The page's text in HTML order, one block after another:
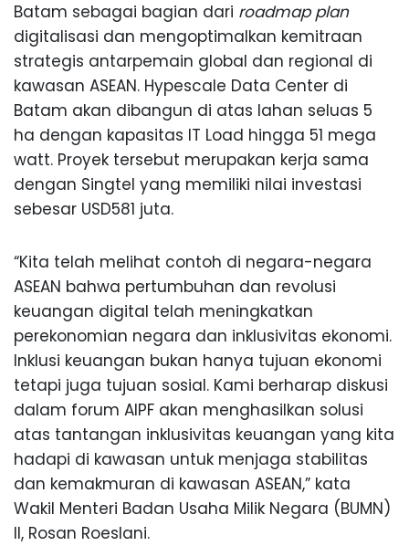
Batam sebagai bagian dari roadmap plan
digitalisasi dan mengoptimalkan kemitraan
strategis antarpemain global dan regional di
kawasan ASEAN. Hypescale Data Center di
Batam akan dibangun di atas lahan seluas 5
ha dengan kapasitas IT Load hingga 51 mega
watt. Proyek tersebut merupakan kerja sama
dengan Singtel yang memiliki nilai investasi
sebesar USD581 juta.
“Kita telah melihat contoh di negara-negara
ASEAN bahwa pertumbuhan dan revolusi
keuangan digital telah meningkatkan
perekonomian negara dan inklusivitas ekonomi.
Inklusi keuangan bukan hanya tujuan ekonomi
tetapi juga tujuan sosial. Kami berharap diskusi
dalam forum AIPF akan menghasilkan solusi
atas tantangan inklusivitas keuangan yang kita
hadapi di kawasan untuk menjaga stabilitas
dan kemakmuran di kawasan ASEAN,” kata
Wakil Menteri Badan Usaha Milik Negara (BUMN)
II, Rosan Roeslani.